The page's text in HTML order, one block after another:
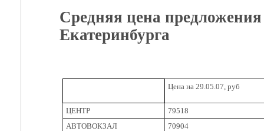
Средняя цена
Екатеринбурга
Цена на 29.05.07, руб
ЦЕНТР
79518
АВТОВОКЗАЛ
70904